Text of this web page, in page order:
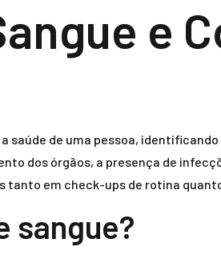
e
de uma pessoa,
dos órgãos, a presença de
tanto em check-ups de rotina
sangue?